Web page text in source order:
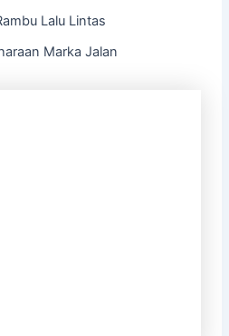
Lalu Lintas
Marka Jalan